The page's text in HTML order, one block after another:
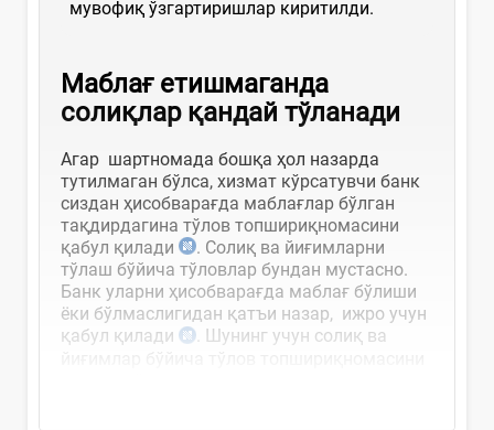
мувофиқ ўзгартиришлар киритилди.
Маблағ етишмаганда
солиқлар қандай тўланади
Агар шартномада бошқа ҳол назарда
тутилмаган бўлса, хизмат кўрсатувчи банк
сиздан ҳисобварағда маблағлар бўлган
тақдирдагина тўлов топшириқномасини
қабул қилади
. Солиқ ва йиғимларни
тўлаш бўйича тўловлар бундан мустасно.
Банк уларни ҳисобварағда маблағ бўлиши
ёки бўлмаслигидан қатъи назар, ижро учун
қабул қилади
. Шунинг учун солиқ ва